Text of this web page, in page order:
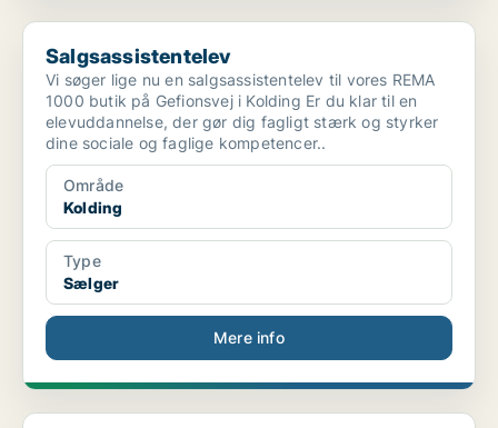
Salgsassistentelev
Salgsassistentelev
Vi søger lige nu en salgsassistentelev til vores REMA
1000 butik på Gefionsvej i Kolding Er du klar til en
elevuddannelse, der gør dig fagligt stærk og styrker
dine sociale og faglige kompetencer..
Område
Kolding
Type
Sælger
Mere info
Sales Engineer